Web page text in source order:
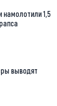
намолотили 1,5
выводят